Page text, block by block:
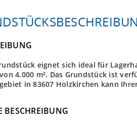
eignet sich ideal für
4.000 m². Das Grundstück ist
in 83607 Holzkirchen kann
BESCHREIBUNG